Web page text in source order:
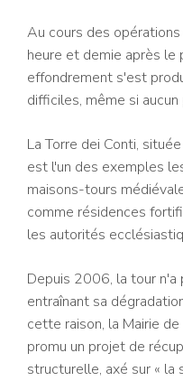
Au cours des
heure et demie après le
effondrement s'est
difficiles, même si
La Torre dei Conti,
est l'un des exemples
maisons-tours
comme résidences
les autorités
Depuis 2006, la tour
entraînant sa
cette raison, la Mairie
promu un projet de
structurelle, axé sur «